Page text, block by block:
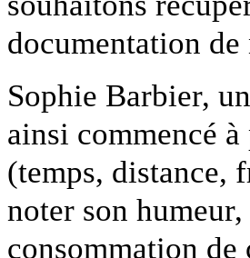
documentation
Sophie Barbier,
ainsi commencé
(temps, distance,
noter son
consommation